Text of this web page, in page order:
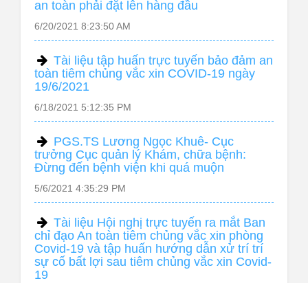
an toàn phải đặt lên hàng đầu
6/20/2021 8:23:50 AM
Tài liệu tập huấn trực tuyến bảo đảm an
toàn tiêm chủng vắc xin COVID-19 ngày
19/6/2021
6/18/2021 5:12:35 PM
PGS.TS Lương Ngọc Khuê- Cục
trưởng Cục quản lý Khám, chữa bệnh:
Đừng đến bệnh viện khi quá muộn
5/6/2021 4:35:29 PM
Tài liệu Hội nghị trực tuyến ra mắt Ban
chỉ đạo An toàn tiêm chủng vắc xin phòng
Covid-19 và tập huấn hướng dẫn xử trí trí
sự cố bất lợi sau tiêm chủng vắc xin Covid-
19